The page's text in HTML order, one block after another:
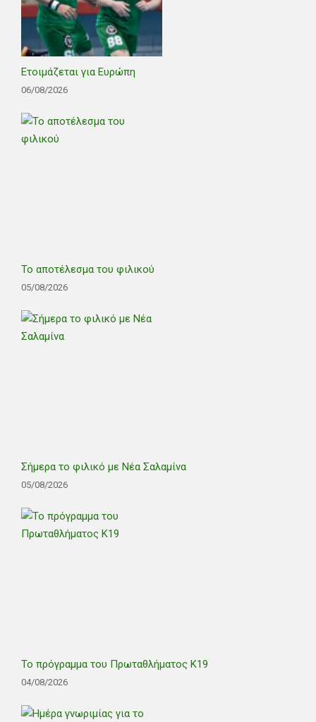
Ετοιμάζεται για Ευρώπη
06/08/2026
Το αποτέλεσμα του φιλικού
05/08/2026
Σήμερα το φιλικό με Νέα Σαλαμίνα
05/08/2026
Το πρόγραμμα του Πρωταθλήματος Κ19
04/08/2026